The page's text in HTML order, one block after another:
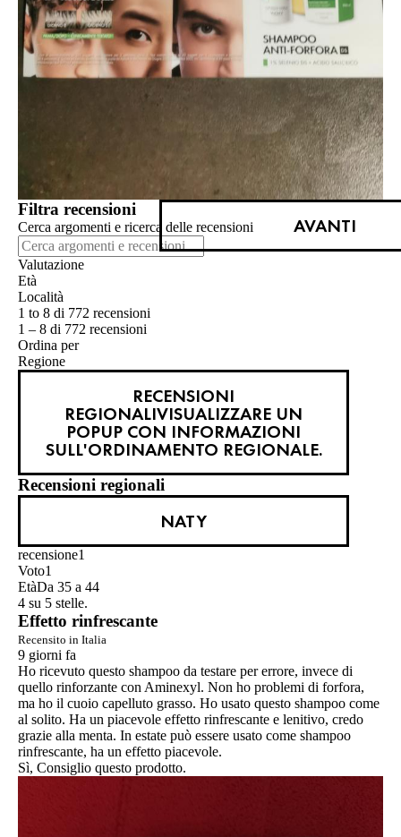
AVANTI
Filtra recensioni
Cerca argomenti e ricerca delle recensioni
Valutazione
Età
Località
1 to 8 di 772 recensioni
1 – 8 di 772 recensioni
Ordina per
Regione
RECENSIONI
REGIONALIVISUALIZZARE UN
POPUP CON INFORMAZIONI
SULL'ORDINAMENTO REGIONALE.
Recensioni regionali
NATY
recensione1
Voto1
EtàDa 35 a 44
4 su 5 stelle.
Effetto rinfrescante
Recensito in Italia
9 giorni fa
Ho ricevuto questo shampoo da testare per errore, invece di
quello rinforzante con Aminexyl. Non ho problemi di forfora,
ma ho il cuoio capelluto grasso. Ho usato questo shampoo come
al solito. Ha un piacevole effetto rinfrescante e lenitivo, credo
grazie alla menta. In estate può essere usato come shampoo
rinfrescante, ha un effetto piacevole.
Sì, Consiglio questo prodotto.